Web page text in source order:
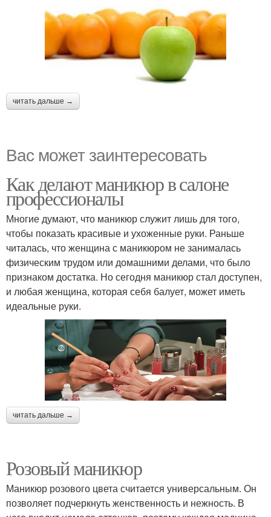
читать дальше →
Вас может заинтересовать
Как делают маникюр в салоне
профессионалы
Многие думают, что маникюр служит лишь для того,
чтобы показать красивые и ухоженные руки. Раньше
читалась, что женщина с маникюром не занималась
физическим трудом или домашними делами, что было
признаком достатка. Но сегодня маникюр стал доступен,
и любая женщина, которая себя балует, может иметь
идеальные руки.
читать дальше →
Розовый маникюр
Маникюр розового цвета считается универсальным. Он
позволяет подчеркнуть женственность и нежность. В